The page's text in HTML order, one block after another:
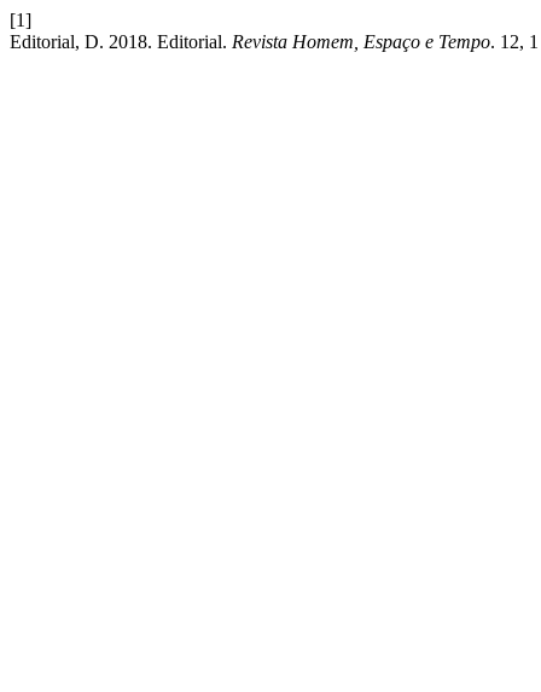
[1]
Editorial, D. 2018. Editorial. Revista Homem, Espaço e Tempo. 12,